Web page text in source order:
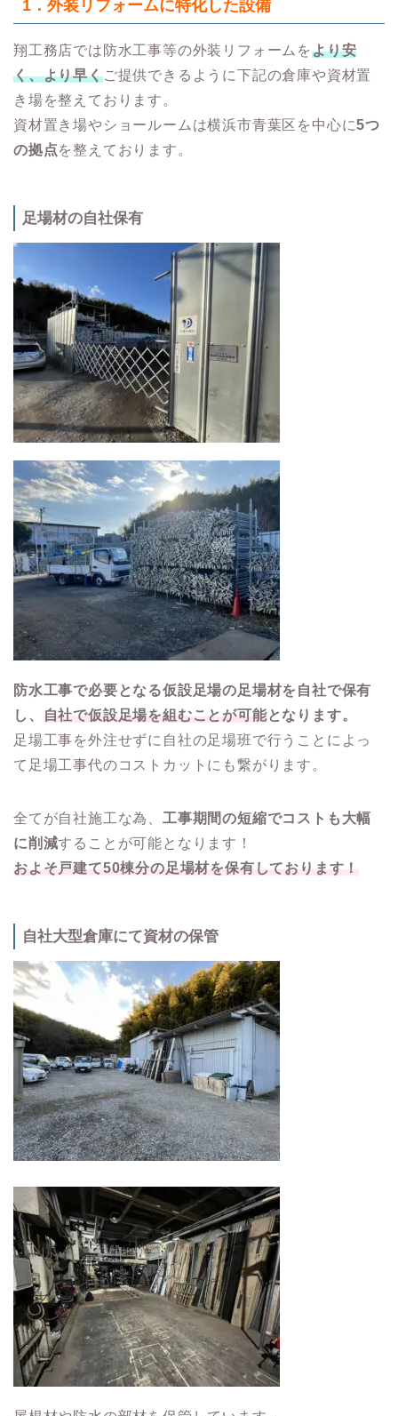
1． 外装リフォームに特化した設備
翔工務店では防水工事等の外装リフォームをより安
く、より早くご提供できるように下記の倉庫や資材置
き場を整えております。
資材置き場やショールームは横浜市青葉区を中心に5つ
の拠点を整えております。
足場材の自社保有
防水工事で必要となる仮設足場の足場材を自社で保有
し、
自社で仮設足場を組むことが可能となります。
足場工事を外注せずに自社の足場班で行うことによっ
て足場工事代のコストカットにも繋がります。
全てが自社施工な為、 工事期間の短縮でコストも大幅
に削減することが可能となります！
およそ戸建て50棟分の足場材を保有しております！
自社大型倉庫にて資材の保管